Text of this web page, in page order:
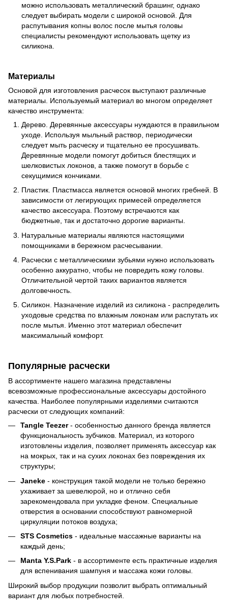
можно использовать металлический брашинг, однако
следует выбирать модели с широкой основой. Для
распутывания копны волос после мытья головы
специалисты рекомендуют использовать щетку из
силикона.
Материалы
Основой для изготовления расчесок выступают различные
материалы. Используемый материал во многом определяет
качество инструмента:
Дерево. Деревянные аксессуары нуждаются в правильном
уходе. Используя мыльный раствор, периодически
следует мыть расческу и тщательно ее просушивать.
Деревянные модели помогут добиться блестящих и
шелковистых локонов, а также помогут в борьбе с
секущимися кончиками.
Пластик. Пластмасса является основой многих гребней. В
зависимости от легирующих примесей определяется
качество аксессуара. Поэтому встречаются как
бюджетные, так и достаточно дорогие варианты.
Натуральные материалы являются настоящими
помощниками в бережном расчесывании.
Расчески с металлическими зубьями нужно использовать
особенно аккуратно, чтобы не повредить кожу головы.
Отличительной чертой таких вариантов является
долговечность.
Силикон. Назначение изделий из силикона - распределить
уходовые средства по влажным локонам или распутать их
после мытья. Именно этот материал обеспечит
максимальный комфорт.
Популярные расчески
В ассортименте нашего магазина представлены
всевозможные профессиональные аксессуары достойного
качества. Наиболее популярными изделиями считаются
расчески от следующих компаний:
Tangle Teezer- особенностью данного бренда является
функциональность зубчиков. Материал, из которого
изготовлены изделия, позволяет применять аксессуар как
на мокрых, так и на сухих локонах без повреждения их
структуры;
Janeke - конструкция такой модели не только бережно
ухаживает за шевелюрой, но и отлично себя
зарекомендовала при укладке феном. Специальные
отверстия в основании способствуют равномерной
циркуляции потоков воздуха;
STS Cosmetics - идеальные массажные варианты на
каждый день;
Manta Y.S.Park - в ассортименте есть практичные изделия
для вспенивания шампуня и массажа кожи головы.
Широкий выбор продукции позволит выбрать оптимальный
вариант для любых потребностей.